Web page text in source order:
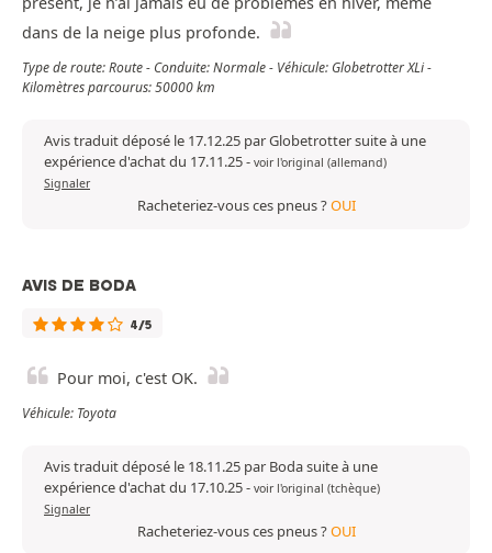
dans de la neige plus profonde.
Type de route: Route - Conduite: Normale - Véhicule: Globetrotter XLi -
Kilomètres parcourus: 50000 km
Avis traduit déposé le 17.12.25 par Globetrotter suite à une
expérience d'achat du 17.11.25- voir l'original (allemand)
Signaler
Racheteriez-vous ces pneus ?OUI
AVIS DE BODA
4/5
Pour moi, c'est OK.
Véhicule: Toyota
Avis traduit déposé le 18.11.25 par Boda suite à une
expérience d'achat du 17.10.25- voir l'original (tchèque)
Signaler
Racheteriez-vous ces pneus ?OUI